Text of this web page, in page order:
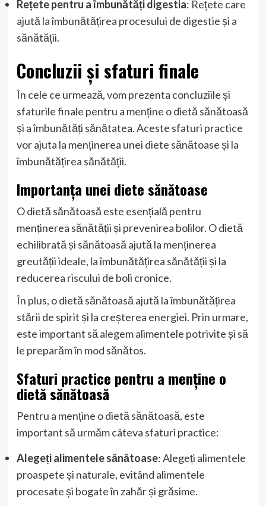
Rețete pentru a îmbunătăți digestia: Rețete care
ajută la îmbunătățirea procesului de digestie și a
sănătății.
Concluzii și sfaturi finale
În cele ce urmează, vom prezenta concluziile și
sfaturile finale pentru a menține o dietă sănătoasă
și a îmbunătăți sănătatea. Aceste sfaturi practice
vor ajuta la menținerea unei diete sănătoase și la
îmbunătățirea sănătății.
Importanța unei diete sănătoase
O dietă sănătoasă este esențială pentru
menținerea sănătății și prevenirea bolilor. O dietă
echilibrată și sănătoasă ajută la menținerea
greutății ideale, la îmbunătățirea sănătății și la
reducerea riscului de boli cronice.
În plus, o dietă sănătoasă ajută la îmbunătățirea
stării de spirit și la creșterea energiei. Prin urmare,
este important să alegem alimentele potrivite și să
le preparăm în mod sănătos.
Sfaturi practice pentru a menține o
dietă sănătoasă
Pentru a menține o dietă sănătoasă, este
important să urmăm câteva sfaturi practice:
Alegeți alimentele sănătoase: Alegeți alimentele
proaspete și naturale, evitând alimentele
procesate și bogate în zahăr și grăsime.